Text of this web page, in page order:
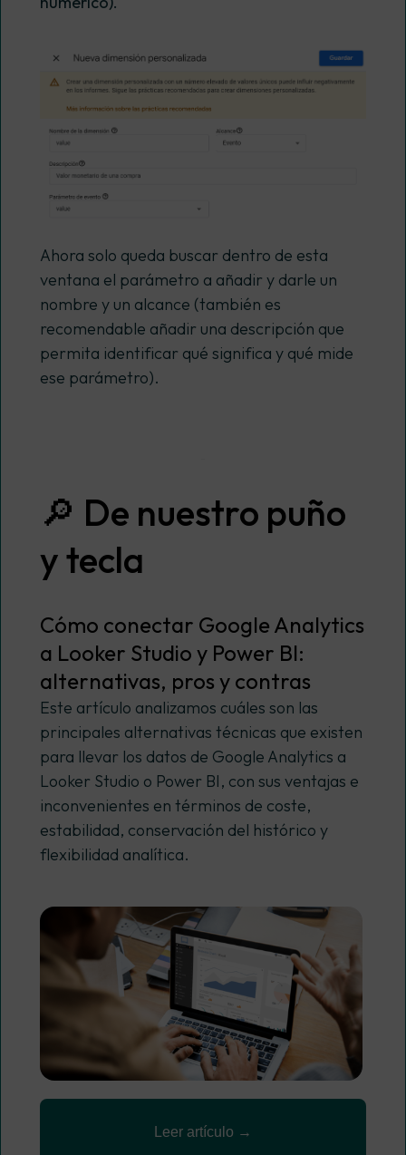
Ahora solo queda buscar dentro de esta
ventana el parámetro a añadir y darle un
nombre y un alcance (también es
recomendable añadir una descripción que
permita identificar qué significa y qué mide
ese parámetro).
🔎 De nuestro puño
y tecla
Cómo conectar Google Analytics
a Looker Studio y Power BI:
alternativas, pros y contras
Este artículo analizamos cuáles son las
principales alternativas técnicas que existen
para llevar los datos de Google Analytics a
Looker Studio o Power BI, con sus ventajas e
inconvenientes en términos de coste,
estabilidad, conservación del histórico y
flexibilidad analítica.
Leer artículo →